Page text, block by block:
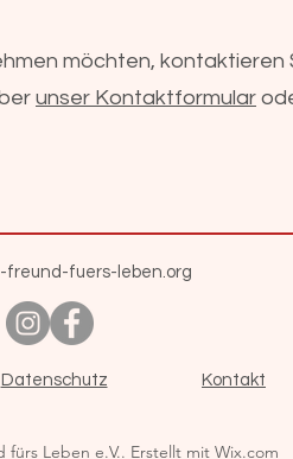
möchten, kontaktieren
unser Kontaktformular
freund-fuers-leben.org
Datenschutz Kontakt
fürs Leben e.V.. Erstellt mit Wix.com